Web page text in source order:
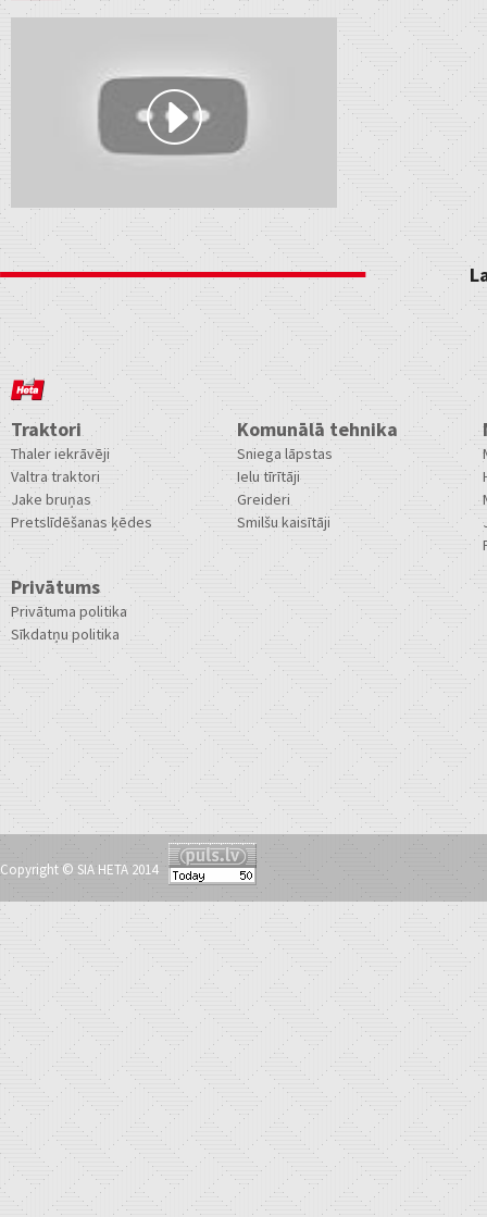
Traktori
Thaler iekrāvēji
Valtra traktori
Jake bruņas
Pretslīdēšanas ķēdes
Komunālā tehnika
Sniega lāpstas
Ielu tīrītāji
Greideri
Smilšu kaisītāji
Privātums
Privātuma politika
Sīkdatņu politika
Copyright © SIA HETA 2014